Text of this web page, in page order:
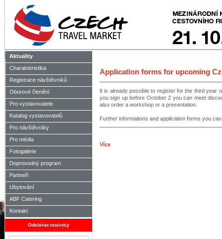
Aktuality
Charakteristika
Registrace návštěvníků
Oborové členění
Pro vystavovatele
Katalog vystavovatelů
Pro návštěvníky
Pro média
Fotogalerie
Doprovodný program
Partneři
Ubytování
ABF Catering
Kontakt
Odebírat novinky
Application forms for upcoming
It is already possible to register for the third year
you sign up before October 2 you can meet
also order a workshop or a presentation.
Further informations and application forms you
Více